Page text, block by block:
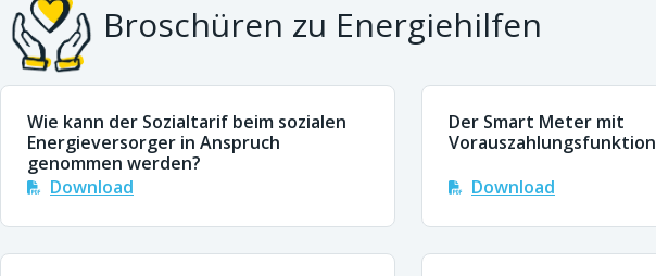
Broschüren zu Energiehilfen
Wie kann der Sozialtarif beim sozialen
Energieversorger in Anspruch
genommen werden?
Download
Der Smart Meter mit
Vorauszahlungsfunktion
Download